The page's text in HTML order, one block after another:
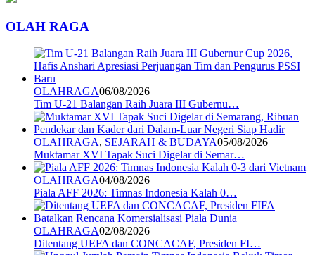
OLAH RAGA
OLAHRAGA06/08/2026
Tim U-21 Balangan Raih Juara III Gubernu…
OLAHRAGA, SEJARAH & BUDAYA05/08/2026
Muktamar XVI Tapak Suci Digelar di Semar…
OLAHRAGA04/08/2026
Piala AFF 2026: Timnas Indonesia Kalah 0…
OLAHRAGA02/08/2026
Ditentang UEFA dan CONCACAF, Presiden FI…